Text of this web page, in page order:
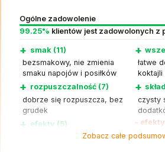
Ogólne zadowolenie
99.25% klientów jest zadowolonych z
+ smak (11)
bezsmakowy, nie zmienia
smaku napojów i posiłków
+ rozpuszczalność (7)
dobrze się rozpuszcza, bez
grudek
+ efekty (5)
poprawa stanu skóry,
+
łatwe
koktajli
+
czysty
–
efekty
Zobacz całe